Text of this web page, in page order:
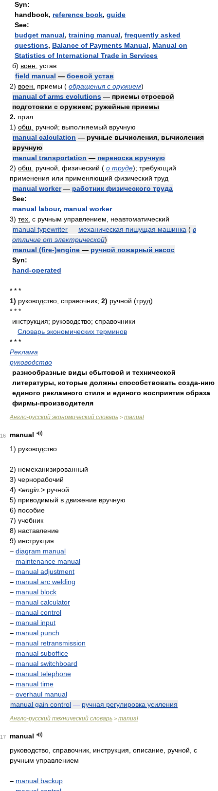
Syn:
handbook, reference book, guide
See:
budget manual, training manual, frequently asked
questions, Balance of Payments Manual, Manual on
Statistics of International Trade in Services
б) воен. устав
field manual — боевой устав
2) воен. приемы ( обращения с оружием)
manual of arms evolutions — приемы строевой
подготовки с оружием; ружейные приемы
2. прил.
1) общ.
ручной; выполняемый вручную
manual calculation — ручные вычисления, вычисления
вручную
manual transportation — переноска вручную
2) общ. ручной, физический ( о труде); требующий
применения или применяющий физический труд
manual worker— работник физического труда
See:
manual labour, manual worker
3) тех. с ручным управлением, неавтоматический
manual typewriter — механическая пишущая машинка ( в
отличие от электрической)
manual (fire-)engine — ручной пожарный насос
Syn:
hand-operated
* * *
1) руководство, справочник; 2) ручной (труд).
* * *
инструкция; руководство; справочники
Словарь экономических терминов
* * *
Реклама
руководство
разнообразные виды сбытовой и технической
литературы, которые должны способствовать созда-нию
единого рекламного стиля и единого восприятия образа
фирмы-производителя
Англо-русский экономический словарь > manual
16
manual
1) руководство
2) немеханизированный
3) чернорабочий
4) <engin.> ручной
5) приводимый в движение вручную
6) пособие
7) учебник
8) наставление
9) инструкция
– diagram manual
– maintenance manual
– manual adjustment
– manual arc welding
– manual block
– manual calculator
– manual control
– manual input
– manual punch
– manual retransmission
– manual suboffice
– manual switchboard
– manual telephone
– manual time
– overhaul manual
manual gain control — ручная регулировка усиления
Англо-русский технический словарь > manual
17
manual
руководство, справочник, инструкция, описание, ручной, c
ручным управлением
– manual backup